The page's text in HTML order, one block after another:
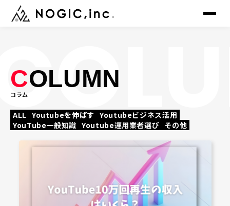
SERVICE
WORKS制作事例
MEMBERメンバー
COLUMN
コラム
ALL Youtubeを伸ばす Youtubeビジネス活用
YouTube一般知識 Youtube運用業者選び その他